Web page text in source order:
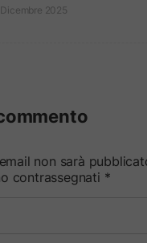
Dicembre 2025
non sarà
contrassegnati *